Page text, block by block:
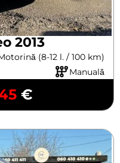
2013
(8-12 l. / 100 km)
Manuală
€